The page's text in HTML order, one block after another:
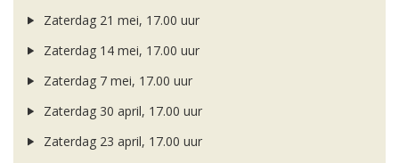
Zaterdag 21 mei, 17.00 uur
Zaterdag 14 mei, 17.00 uur
Zaterdag 7 mei, 17.00 uur
Zaterdag 30 april, 17.00 uur
Zaterdag 23 april, 17.00 uur